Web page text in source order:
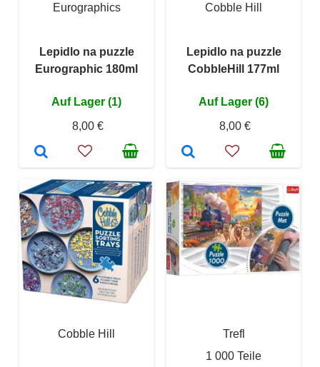
Eurographics
Lepidlo na puzzle
Eurographic 180ml
Auf Lager (1)
8,00 €
Cobble Hill
Lepidlo na puzzle
CobbleHill 177ml
Auf Lager (6)
8,00 €
Cobble Hill
Trefl
1 000 Teile